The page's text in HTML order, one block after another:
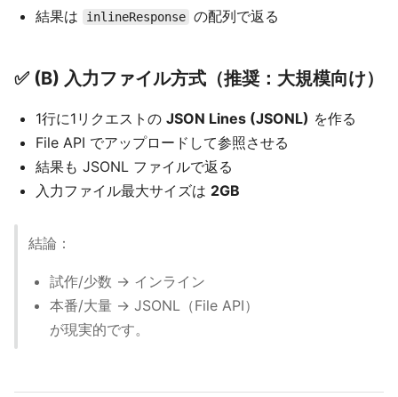
結果は
inlineResponse の配列で返る
✅ (B) 入力ファイル方式（推奨：大規模向け）
1行に1リクエストの JSON Lines (JSONL) を作る
File API でアップロードして参照させる
結果も JSONL ファイルで返る
入力ファイル最大サイズは 2GB
結論：
試作/少数 → インライン
本番/大量 → JSONL（File API）
が現実的です。